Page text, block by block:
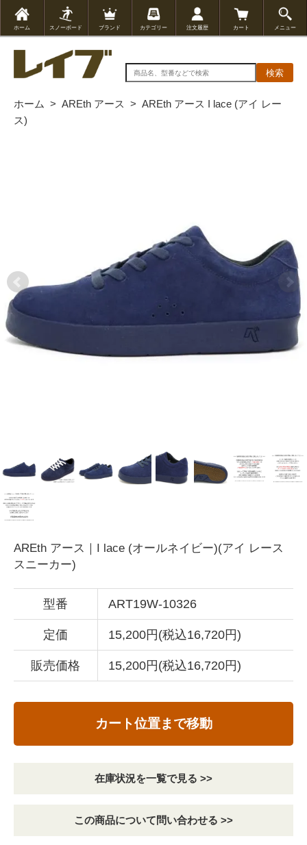
ホーム スノーボード ブランド カテゴリー 注文履歴 カート メニュー
検索
ホーム > AREth アース > AREth アース I lace (アイ レー
ス)
AREth アース｜I lace (オールネイビー)(アイ レース
スニーカー)
型番 ART19W-10326
定価 15,200円(税込16,720円)
販売価格 15,200円(税込16,720円)
カート位置まで移動
在庫状況を一覧で見る >>
この商品について問い合わせる >>